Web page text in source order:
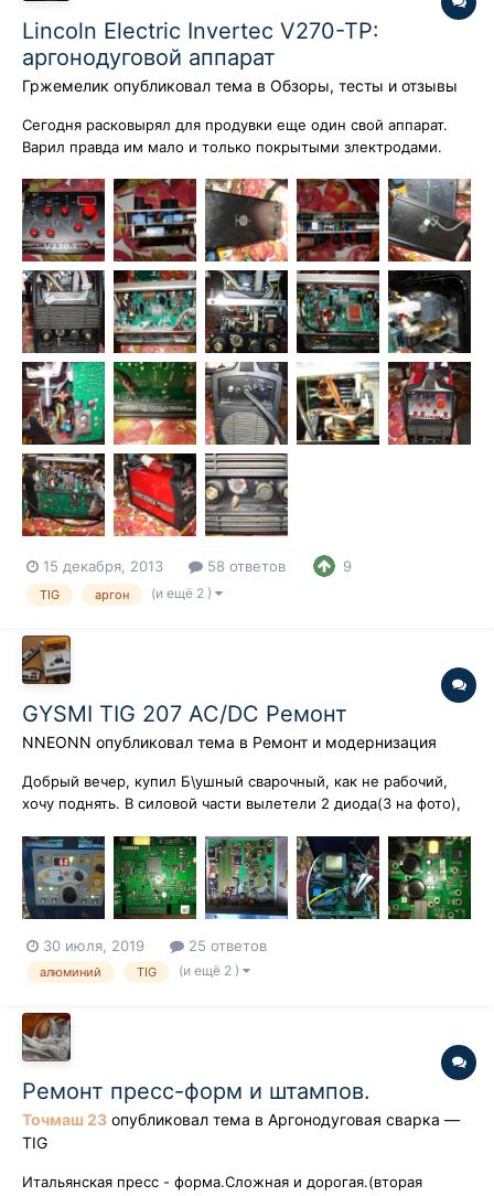
Lincoln Electric Invertec V270-TP:
аргонодуговой аппарат
Гржемелик опубликовал тема в Обзоры, тесты и отзывы
Сегодня расковырял для продувки еще один свой аппарат.
Варил правда им мало и только покрытыми злектродами.
15 декабря, 2013 58 ответов 9
TIG аргон (и ещё 2 )
GYSMI TIG 207 AC/DC Ремонт
NNEONN опубликовал тема в Ремонт и модернизация
Добрый вечер, купил Б\ушный сварочный, как не рабочий,
хочу поднять. В силовой части вылетели 2 диода(3 на фото),
параллельно вроде стоит), диоды заменил временно( для
проверки) на другие. плату видимо ремонтировали до меня
меняли транзисторы (2...
30 июля, 2019 25 ответов
алюминий TIG (и ещё 2 )
Ремонт пресс-форм и штампов.
Точмаш 23 опубликовал тема в Аргонодуговая сварка —
TIG
Итальянская пресс - форма.Сложная и дорогая.(вторая